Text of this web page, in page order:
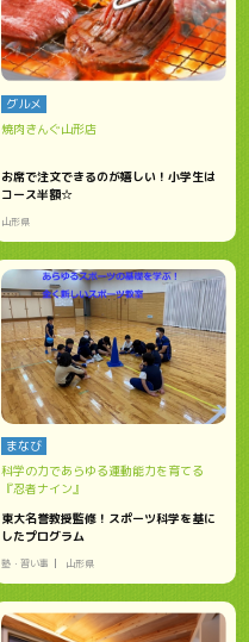
グルメ
焼肉きんぐ山形店
お席で注文できるのが嬉しい！小学生は
コース半額☆
山形県
まなび
科学の力であらゆる運動能力を育てる
『忍者ナイン』
東大名誉教授監修！スポーツ科学を基に
したプログラム
塾・習い事 山形県